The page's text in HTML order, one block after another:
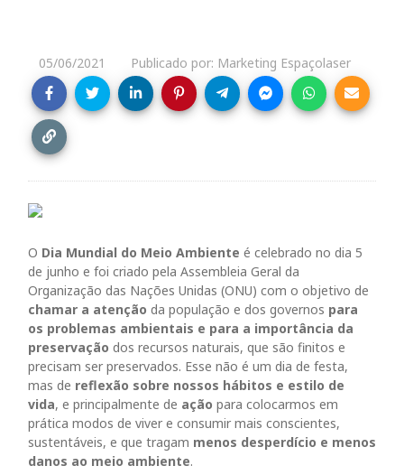
05/06/2021 Publicado por: Marketing Espaçolaser
O Dia Mundial do Meio Ambiente é celebrado no dia 5
de junho e foi criado pela Assembleia Geral da
Organização das Nações Unidas (ONU) com o objetivo de
chamar a atenção da população e dos governos para
os problemas ambientais e para a importância da
preservação dos recursos naturais, que são finitos e
precisam ser preservados. Esse não é um dia de festa,
mas de reflexão sobre nossos hábitos e estilo de
vida, e principalmente de ação para colocarmos em
prática modos de viver e consumir mais conscientes,
sustentáveis, e que tragam menos desperdício e menos
danos ao meio ambiente.